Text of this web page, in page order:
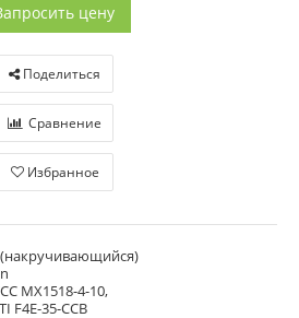
цену
Поделиться
Сравнение
Избранное
MX1518-4-10,
F4E-35-CCB